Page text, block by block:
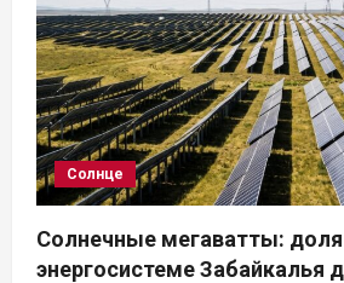
м
Солнце
Солнечные мегаватты:
энергосистеме Забайкалья